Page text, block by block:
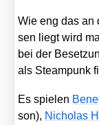
Wie eng das
sen liegt wird
bei der
als Steam­punk
Es spie­len
son), Nicho­las